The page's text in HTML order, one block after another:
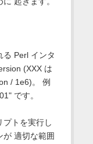
る Perl インタ
(XXX は
/ 1e6)。 例
です。
プトを実行し
が 適切な範囲